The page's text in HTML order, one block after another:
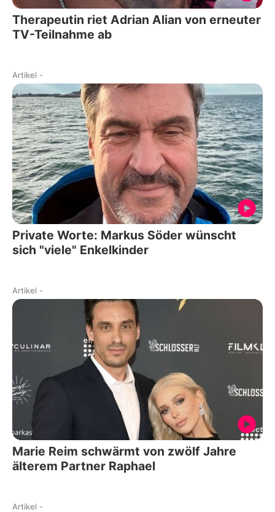
Therapeutin riet Adrian Alian von erneuter
TV-Teilnahme ab
Artikel -
Private Worte: Markus Söder wünscht
sich "viele" Enkelkinder
Artikel -
Marie Reim schwärmt von zwölf Jahre
älterem Partner Raphael
Artikel -